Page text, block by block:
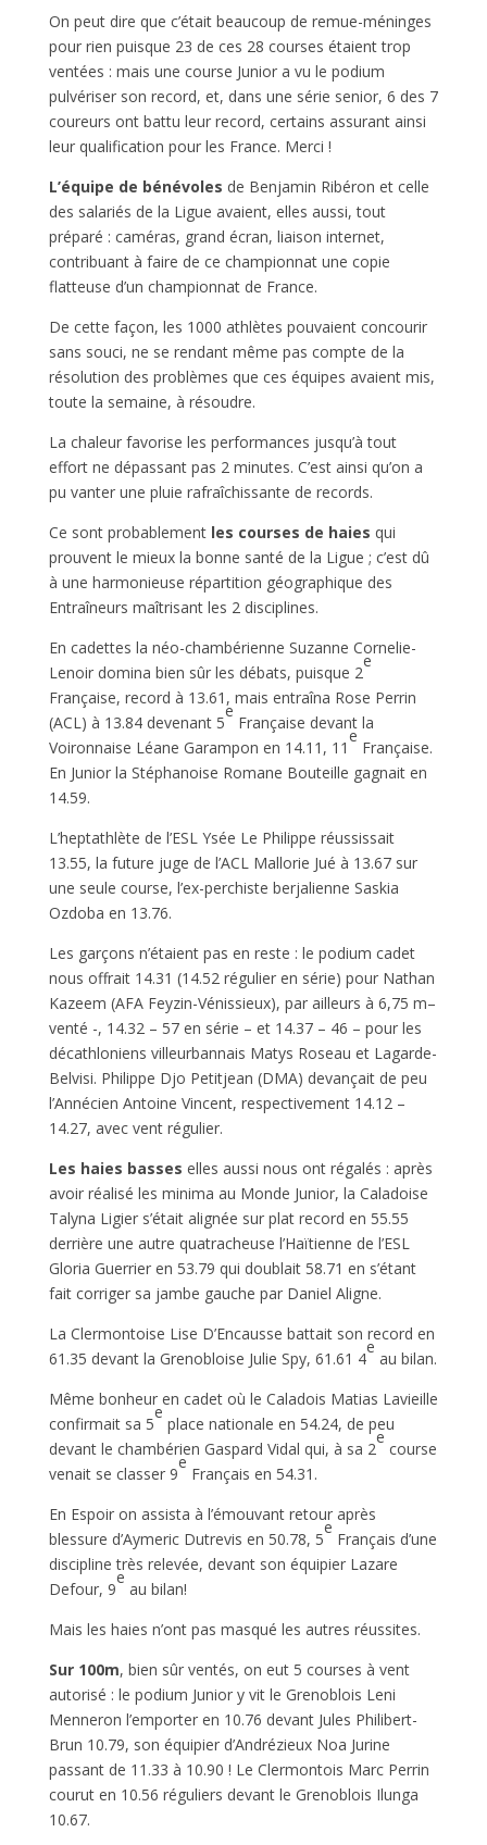
On peut dire que c’était beaucoup de remue-méninges
pour rien puisque 23 de ces 28 courses étaient trop
ventées : mais une course Junior a vu le podium
pulvériser son record, et, dans une série senior, 6 des 7
coureurs ont battu leur record, certains assurant ainsi
leur qualification pour les France. Merci !
L’équipe de bénévoles de Benjamin Ribéron et celle
des salariés de la Ligue avaient, elles aussi, tout
préparé : caméras, grand écran, liaison internet,
contribuant à faire de ce championnat une copie
flatteuse d’un championnat de France.
De cette façon, les 1000 athlètes pouvaient concourir
sans souci, ne se rendant même pas compte de la
résolution des problèmes que ces équipes avaient mis,
toute la semaine, à résoudre.
La chaleur favorise les performances jusqu’à tout
effort ne dépassant pas 2 minutes. C’est ainsi qu’on a
pu vanter une pluie rafraîchissante de records.
Ce sont probablement les courses de haies qui
prouvent le mieux la bonne santé de la Ligue ; c’est dû
à une harmonieuse répartition géographique des
Entraîneurs maîtrisant les 2 disciplines.
En cadettes la néo-chambérienne Suzanne Cornelie-
Lenoir domina bien sûr les débats, puisque 2
e
Française, record à 13.61, mais entraîna Rose Perrin
(ACL) à 13.84 devenant 5
e
Française devant la
Voironnaise Léane Garampon en 14.11, 11
e
Française.
En Junior la Stéphanoise Romane Bouteille gagnait en
14.59.
L’heptathlète de l’ESL Ysée Le Philippe réussissait
13.55, la future juge de l’ACL Mallorie Jué à 13.67 sur
une seule course, l’ex-perchiste berjalienne Saskia
Ozdoba en 13.76.
Les garçons n’étaient pas en reste : le podium cadet
nous offrait 14.31 (14.52 régulier en série) pour Nathan
Kazeem (AFA Feyzin-Vénissieux), par ailleurs à 6,75 m–
venté -, 14.32 – 57 en série – et 14.37 – 46 – pour les
décathloniens villeurbannais Matys Roseau et Lagarde-
Belvisi. Philippe Djo Petitjean (DMA) devançait de peu
l’Annécien Antoine Vincent, respectivement 14.12 –
14.27, avec vent régulier.
Les haies basses elles aussi nous ont régalés : après
avoir réalisé les minima au Monde Junior, la Caladoise
Talyna Ligier s’était alignée sur plat record en 55.55
derrière une autre quatracheuse l’Haïtienne de l’ESL
Gloria Guerrier en 53.79 qui doublait 58.71 en s’étant
fait corriger sa jambe gauche par Daniel Aligne.
La Clermontoise Lise D’Encausse battait son record en
61.35 devant la Grenobloise Julie Spy, 61.61 4
e
au bilan.
Même bonheur en cadet où le Caladois Matias Lavieille
confirmait sa 5
e
place nationale en 54.24, de peu
devant le chambérien Gaspard Vidal qui, à sa 2
e
course
venait se classer 9
e
Français en 54.31.
En Espoir on assista à l’émouvant retour après
blessure d’Aymeric Dutrevis en 50.78, 5
e
Français d’une
discipline très relevée, devant son équipier Lazare
Defour, 9
e
au bilan!
Mais les haies n’ont pas masqué les autres réussites.
Sur 100m, bien sûr ventés, on eut 5 courses à vent
autorisé : le podium Junior y vit le Grenoblois Leni
Menneron l’emporter en 10.76 devant Jules Philibert-
Brun 10.79, son équipier d’Andrézieux Noa Jurine
passant de 11.33 à 10.90 ! Le Clermontois Marc Perrin
courut en 10.56 réguliers devant le Grenoblois Ilunga
10.67.